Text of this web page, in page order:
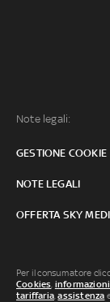
Note legali:
GESTIONE COOKIE
NOTE LEGALI
OFFERTA SKY
Per il consumatore
Cookies,
tariffaria,assistenza